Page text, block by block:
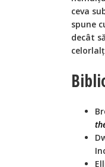
ceva
spune
decât